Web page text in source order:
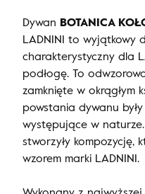
Dywan BOTANICA
LADNINI to wyjątkowy
charakterystyczny dla
podłogę. To
zamknięte w okrągłym
powstania dywanu
występujące w
stworzyły kompozycję,
wzorem marki LADNINI.